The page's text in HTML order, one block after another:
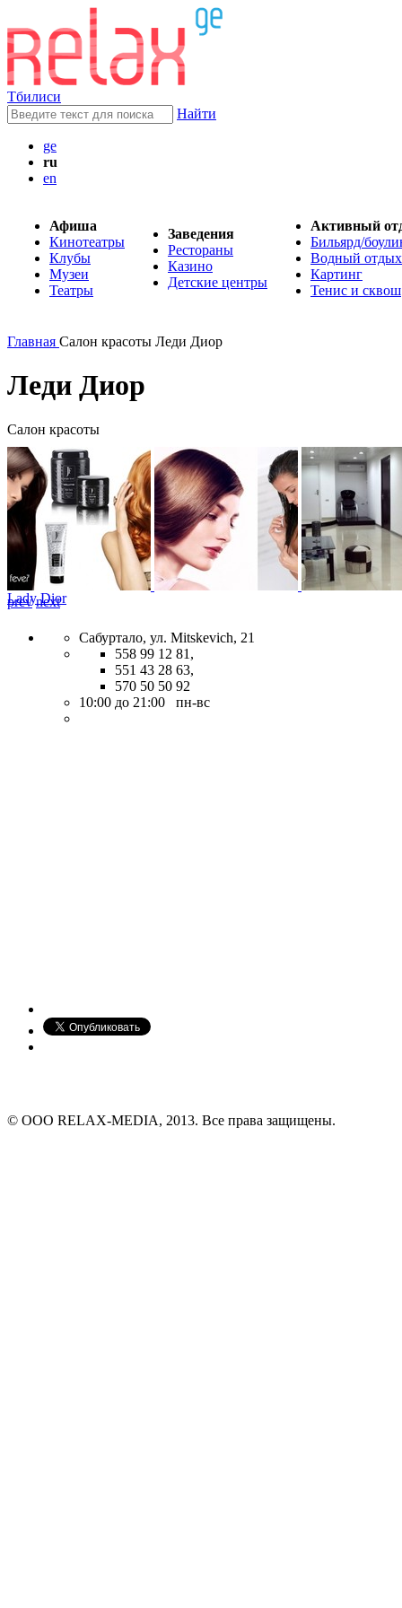
Тбилиси
Найти
ge
ru
en
Афиша
Кинотеатры
Клубы
Музеи
Театры
Заведения
Рестораны
Казино
Детские центры
Активный
Бильярд/
Водный отдых
Картинг
Тенис и сквош
Главная Салон красоты Леди Диор
Леди Диор
Салон красоты
prev next
Lady Dior
Сабуртало, ул. Mitskevich, 21
558 99 12 81,
551 43 28 63,
570 50 50 92
10:00 до 21:00 пн-вс
© ООО RELAX-MEDIA, 2013. Все права защищены.